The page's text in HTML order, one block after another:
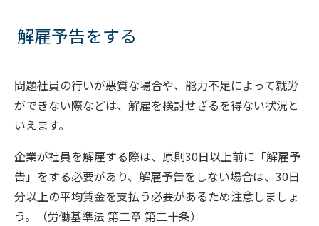
解雇予告をする
問題社員の行いが悪質な場合や、能力不足によって就労
ができない際などは、解雇を検討せざるを得ない状況と
いえます。
企業が社員を解雇する際は、原則30日以上前に「解雇予
告」をする必要があり、解雇予告をしない場合は、30日
分以上の平均賃金を支払う必要があるため注意しましょ
う。（労働基準法 第二章 第二十条）